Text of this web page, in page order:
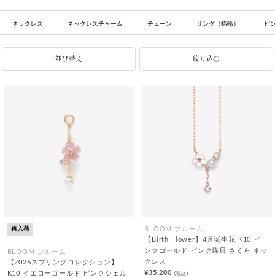
ネックレス ネックレスチャーム チェーン リング（指輪） ピ
並び替え 絞り込む
再入荷
BLOOM ブルーム
【2026スプリングコレクション】
K10 イエローゴールド ピンクシェル
BLOOM ブルーム
【Birth Flower】4月誕生花 K10 ピ
ンクゴールド ピンク蝶貝 さくら ネッ
クレス
¥35,200 (税込)